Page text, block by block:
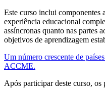
Este curso inclui componentes
experiência educacional
assíncronas quanto nas partes
objetivos de aprendizagem
Um número crescente de
ACCME.
Após participar deste curso, os